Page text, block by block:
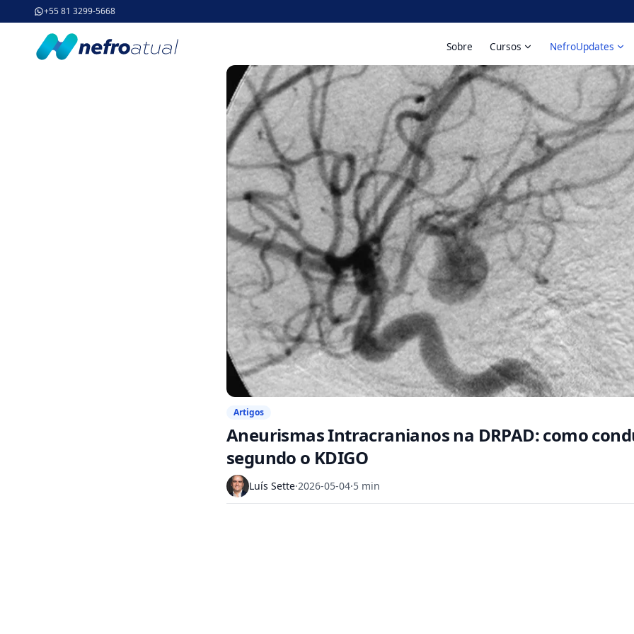
+55 81 3299-5668
Sobre Cursos NefroUpdates
Artigos
Aneurismas Intracranianos na DRPAD: como
segundo o KDIGO
Luís Sette·2026-05-04·5 min